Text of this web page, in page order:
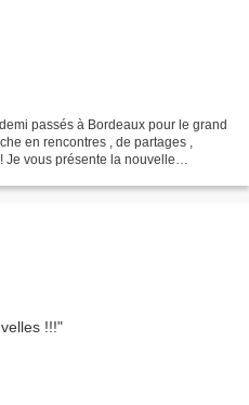
passés à Bordeaux pour le grand
en rencontres , de partages ,
Je vous présente la nouvelle